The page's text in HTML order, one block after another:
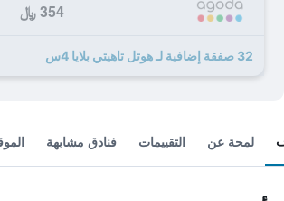
354 ﷼
32 صفقة إضافية لـ هوتل تاهيتي بلايا 4س
لمحة عن التقييمات فنادق مشابهة